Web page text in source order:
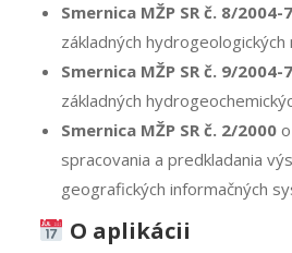
Smernica MŽP SR č. 8/2004-7
základných hydrogeologických
Smernica MŽP SR č. 9/2004-7
základných
Smernica MŽP SR č. 2/2000o
spracovania a predkladania
geografických informačných
O aplikácii